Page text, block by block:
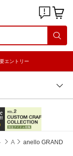
要エントリー
A
anello GRAND